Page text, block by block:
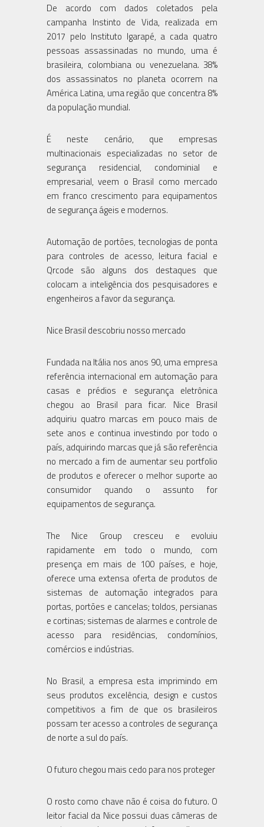
De acordo com dados coletados pela
campanha Instinto de Vida, realizada em
2017 pelo Instituto Igarapé, a cada quatro
pessoas assassinadas no mundo, uma é
brasileira, colombiana ou venezuelana. 38%
dos assassinatos no planeta ocorrem na
América Latina, uma região que concentra 8%
da população mundial.
É neste cenário, que empresas
multinacionais especializadas no setor de
segurança residencial, condominial e
empresarial, veem o Brasil como mercado
em franco crescimento para equipamentos
de segurança ágeis e modernos.
Automação de portões, tecnologias de ponta
para controles de acesso, leitura facial e
Qrcode são alguns dos destaques que
colocam a inteligência dos pesquisadores e
engenheiros a favor da segurança.
Nice Brasil descobriu nosso mercado
Fundada na Itália nos anos 90, uma empresa
referência internacional em automação para
casas e prédios e segurança eletrônica
chegou ao Brasil para ficar. Nice Brasil
adquiriu quatro marcas em pouco mais de
sete anos e continua investindo por todo o
país, adquirindo marcas que já são referência
no mercado a fim de aumentar seu portfolio
de produtos e oferecer o melhor suporte ao
consumidor quando o assunto for
equipamentos de segurança.
The Nice Group cresceu e evoluiu
rapidamente em todo o mundo, com
presença em mais de 100 países, e hoje,
oferece uma extensa oferta de produtos de
sistemas de automação integrados para
portas, portões e cancelas; toldos, persianas
e cortinas; sistemas de alarmes e controle de
acesso para residências, condomínios,
comércios e indústrias.
No Brasil, a empresa esta imprimindo em
seus produtos excelência, design e custos
competitivos a fim de que os brasileiros
possam ter acesso a controles de segurança
de norte a sul do país.
O futuro chegou mais cedo para nos proteger
O rosto como chave não é coisa do futuro. O
leitor facial da Nice possui duas câmeras de